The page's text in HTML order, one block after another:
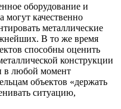
оборудование и
качественно
металлические
В то же время
способны оценить
конструкции
в любой момент
объектов «держать
ситуацию,